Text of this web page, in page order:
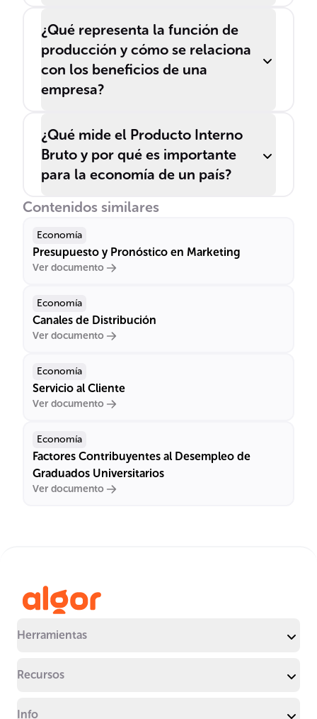
¿Qué representa la función de
producción y cómo se relaciona
con los beneficios de una
empresa?
¿Qué mide el Producto Interno
Bruto y por qué es importante
para la economía de un país?
Contenidos similares
Economía
Presupuesto y Pronóstico en Marketing
Ver documento
Economía
Canales de Distribución
Ver documento
Economía
Servicio al Cliente
Ver documento
Economía
Factores Contribuyentes al Desempleo de
Graduados Universitarios
Ver documento
Herramientas
Recursos
Info